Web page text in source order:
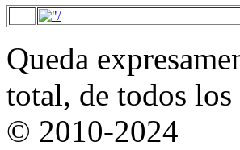
Queda
total, de todos
© 2010-2024